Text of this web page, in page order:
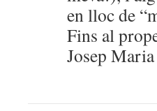
en lloc de
Fins al
Josep Maria